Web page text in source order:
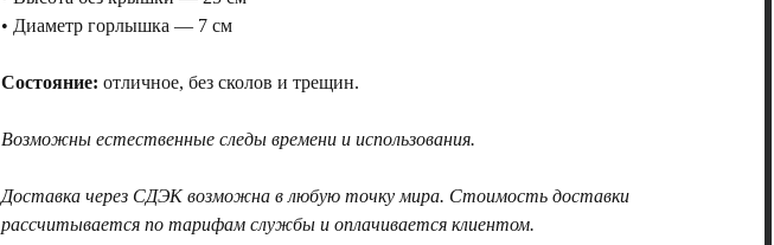
• Диаметр горлышка — 7 см
Состояние: отличное, без сколов и трещин.
Возможны естественные следы времени и использования.
Доставка через СДЭК возможна в любую точку мира. Стоимость доставки
рассчитывается по тарифам службы и оплачивается клиентом.